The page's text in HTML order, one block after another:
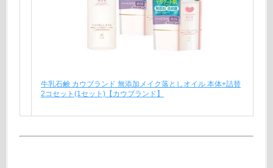
牛乳石鹸 カウブランド 無添加メイク落としオイル 本体+詰替
2コセット(1セット)【カウブランド】